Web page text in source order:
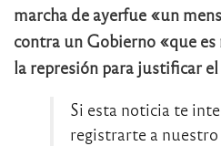
marcha de ayerfue «un
contra un Gobierno «que es
la represión para justificar
Si esta noticia te
registrarte a